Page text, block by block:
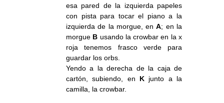
esa pared de la izquierda papeles
con pista para tocar el piano a la
izquierda de la morgue, enA; en la
morgue B usando la crowbar en la x
roja tenemos frasco verde para
guardar los orbs.
Yendo a la derecha de la caja de
cartón, subiendo, en K junto a la
camilla, la crowbar.